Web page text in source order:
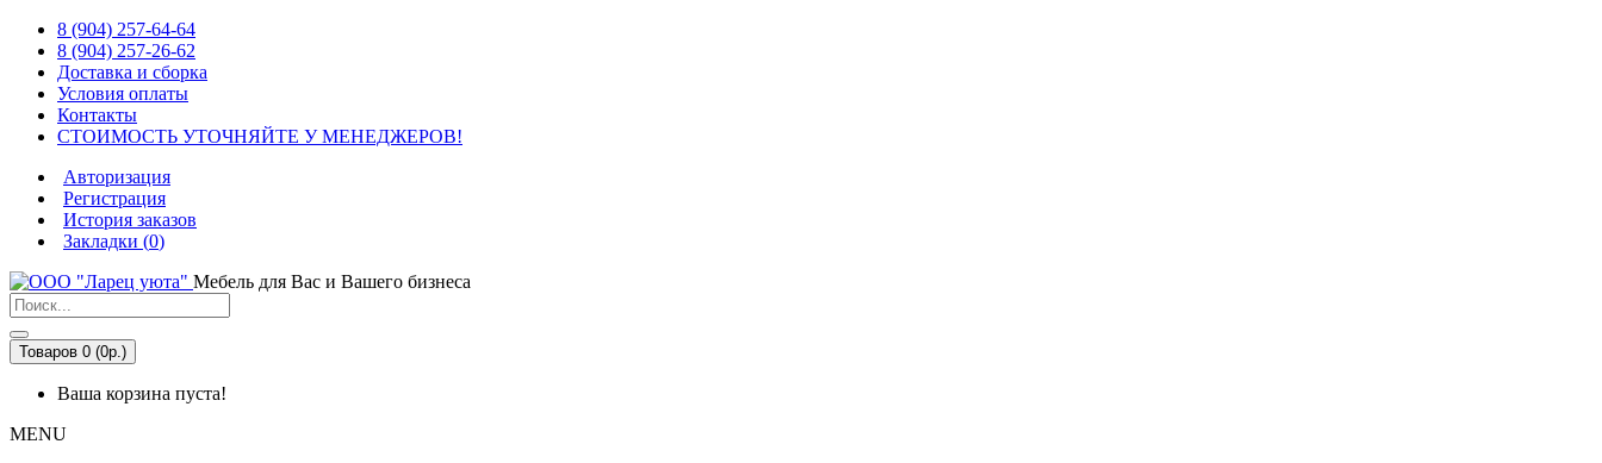
8 (904) 257-64-64
8 (904) 257-26-62
Доставка и сборка
Условия оплаты
Контакты
СТОИМОСТЬ УТОЧНЯЙТЕ У МЕНЕДЖЕРОВ!
Авторизация
Регистрация
История заказов
Закладки (0)
Мебель для Вас и Вашего бизнеса
Товаров 0 (0р.)
Ваша корзина пуста!
MENU